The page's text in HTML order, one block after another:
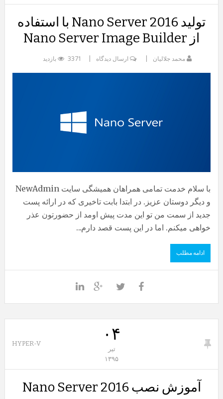
تولید Nano Server 2016 با استفاده
از Nano Server Image Builder
محمد جلالیان ارسال دیدگاه 3371 بازدید
با سلام خدمت تمامی همراهان همیشگی سایت NewAdmin
و دیگر دوستان عزیز. در ابتدا بابت تاخیری که در ارائه پست
جدید از سمت من تو این مدت پیش اومد از حضورتون عذر
خواهی میکنم. اما در این پست قصد دارم...
ادامه مطلب
۰۴
تیر
۱۳۹۵
HYPER-V
آموزش نصب Nano Server 2016